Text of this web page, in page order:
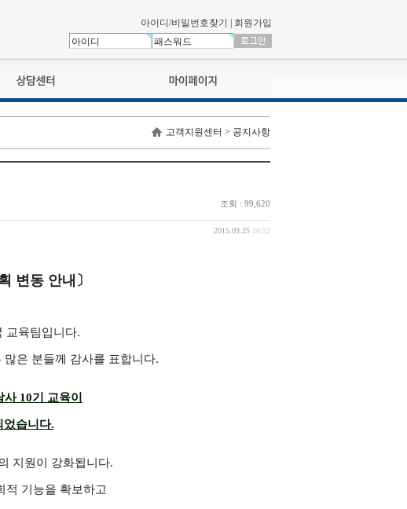
아이디/비밀번호찾기 회원가입
상담접수
나의신청내역
교육영상강의실
나의활동내역
나의 연회비
고객지원센터 > 공지사항
조회 : 99,620
2015.09.25 10:52
변동 안내〕
교육팀입니다.
은 분들께 감사를 표합니다.
10기 교육이
었습니다.
지원이 강화됩니다.
적 기능을 확보하고